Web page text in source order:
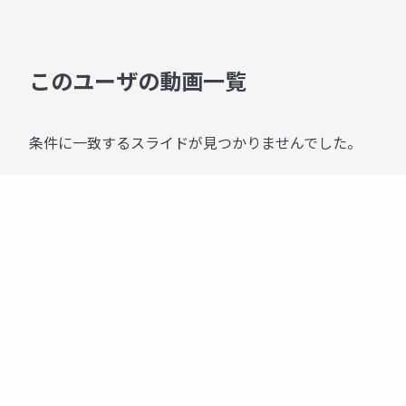
このユーザの動画一覧
条件に一致するスライドが見つかりませんでした。